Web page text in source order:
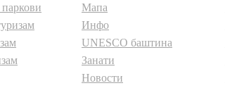
Мапа
Инфо
UNESCO баштина
Занати
Новости